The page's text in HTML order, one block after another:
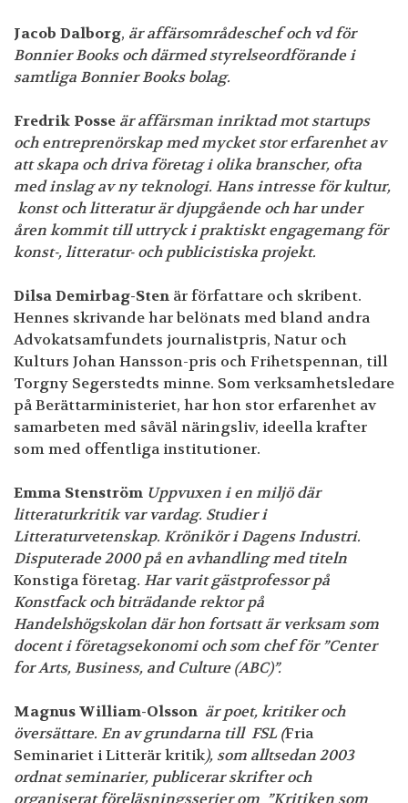
Jacob Dalborg, är affärsområdeschef och vd för
Bonnier Books och därmed styrelseordförande i
samtliga Bonnier Books bolag.
Fredrik Posse är affärsman inriktad mot startups
och entreprenörskap med mycket stor erfarenhet av
att skapa och driva företag i olika branscher, ofta
med inslag av ny teknologi. Hans intresse för kultur,
konst och litteratur är djupgående och har under
åren kommit till uttryck i praktiskt engagemang för
konst-, litteratur- och publicistiska projekt.
Dilsa Demirbag-Sten är författare och skribent.
Hennes skrivande har belönats med bland andra
Advokatsamfundets journalistpris, Natur och
Kulturs Johan Hansson-pris och Frihetspennan, till
Torgny Segerstedts minne. Som verksamhetsledare
på Berättarministeriet, har hon stor erfarenhet av
samarbeten med såväl näringsliv, ideella krafter
som med offentliga institutioner.
Emma Stenström Uppvuxen i en miljö där
litteraturkritik var vardag. Studier i
Litteraturvetenskap. Krönikör i Dagens Industri.
Disputerade 2000 på en avhandling med titeln
Konstiga företag. Har varit gästprofessor på
Konstfack och biträdande rektor på
Handelshögskolan där hon fortsatt är verksam som
docent i företagsekonomi och som chef för ”Center
for Arts, Business, and Culture (ABC)”.
Magnus William-Olsson är poet, kritiker och
översättare. En av grundarna till FSL (Fria
Seminariet i Litterär kritik), som alltsedan 2003
ordnat seminarier, publicerar skrifter och
organiserat föreläsningsserier om ”Kritiken som